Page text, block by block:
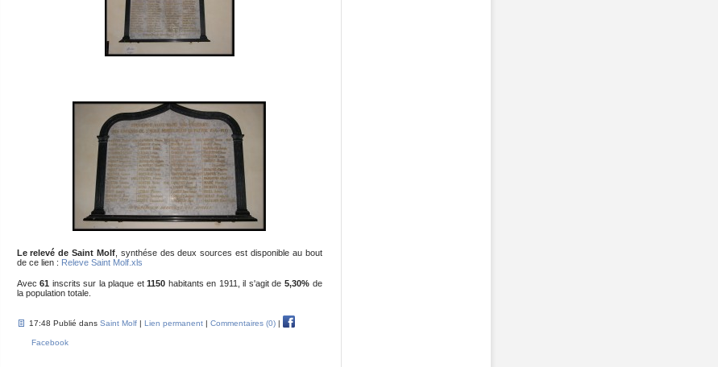
Le relevé de Saint Molf, synthése des deux sources est disponible au bout
de ce lien : Releve Saint Molf.xls
Avec61 inscrits sur la plaque et1150 habitants en 1911, il s'agit de 5,30%de
la population totale.
17:48 Publié dans Saint Molf| Lien permanent| Commentaires (0)|
Facebook